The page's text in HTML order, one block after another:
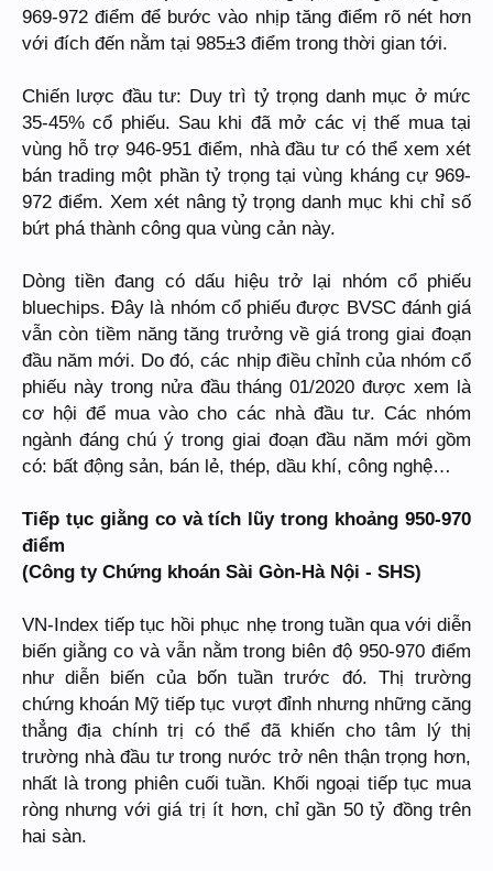
969-972 điểm để bước vào nhịp tăng điểm rõ nét hơn
với đích đến nằm tại 985±3 điểm trong thời gian tới.
Chiến lược đầu tư: Duy trì tỷ trọng danh mục ở mức
35-45% cổ phiếu. Sau khi đã mở các vị thế mua tại
vùng hỗ trợ 946-951 điểm, nhà đầu tư có thể xem xét
bán trading một phần tỷ trọng tại vùng kháng cự 969-
972 điểm. Xem xét nâng tỷ trọng danh mục khi chỉ số
bứt phá thành công qua vùng cản này.
Dòng tiền đang có dấu hiệu trở lại nhóm cổ phiếu
bluechips. Đây là nhóm cổ phiếu được BVSC đánh giá
vẫn còn tiềm năng tăng trưởng về giá trong giai đoạn
đầu năm mới. Do đó, các nhịp điều chỉnh của nhóm cổ
phiếu này trong nửa đầu tháng 01/2020 được xem là
cơ hội để mua vào cho các nhà đầu tư. Các nhóm
ngành đáng chú ý trong giai đoạn đầu năm mới gồm
có: bất động sản, bán lẻ, thép, dầu khí, công nghệ…
Tiếp tục giằng co và tích lũy trong khoảng 950-970
điểm
(Công ty Chứng khoán Sài Gòn-Hà Nội - SHS)
VN-Index tiếp tục hồi phục nhẹ trong tuần qua với diễn
biến giằng co và vẫn nằm trong biên độ 950-970 điểm
như diễn biến của bốn tuần trước đó. Thị trường
chứng khoán Mỹ tiếp tục vượt đỉnh nhưng những căng
thẳng địa chính trị có thể đã khiến cho tâm lý thị
trường nhà đầu tư trong nước trở nên thận trọng hơn,
nhất là trong phiên cuối tuần. Khối ngoại tiếp tục mua
ròng nhưng với giá trị ít hơn, chỉ gần 50 tỷ đồng trên
hai sàn.